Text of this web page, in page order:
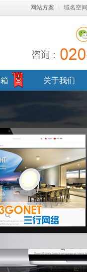
域名空间
网站方案
关于我们